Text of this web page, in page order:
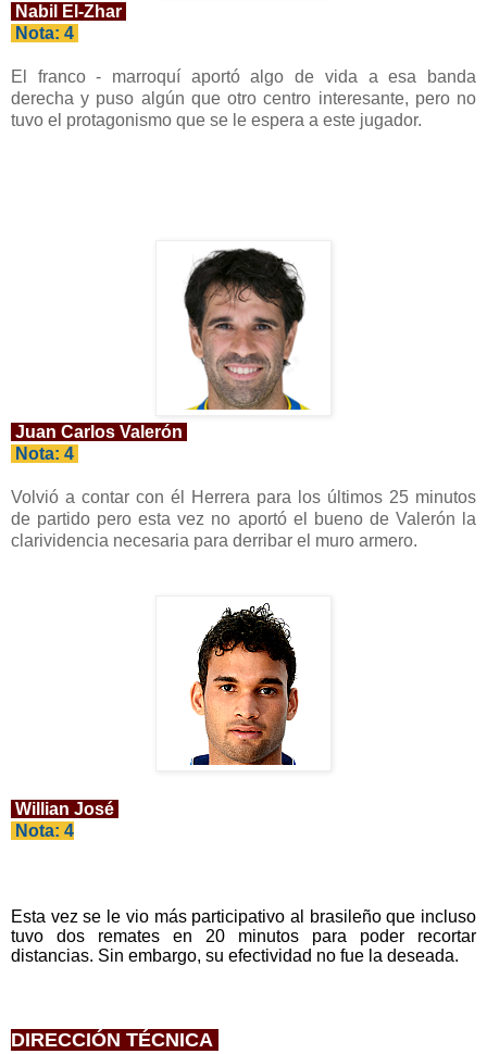
Nabil El-Zhar
Nota: 4
El franco - marroquí aportó algo de vida a esa banda
derecha y puso algún que otro centro interesante, pero no
tuvo el protagonismo que se le espera a este jugador.
Juan Carlos Valerón
Nota: 4
Volvió a contar con él Herrera para los últimos 25 minutos
de partido pero esta vez no aportó el bueno de Valerón la
clarividencia necesaria para derribar el muro armero.
Willian José
Nota: 4
Esta vez se le vio más participativo al brasileño que incluso
tuvo dos remates en 20 minutos para poder recortar
distancias. Sin embargo, su efectividad no fue la deseada.
DIRECCIÓN TÉCNICA